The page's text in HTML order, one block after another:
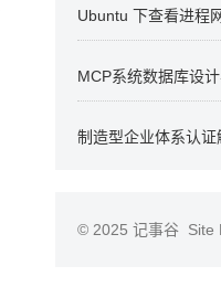
Ubuntu 下查看进程
MCP系统数据库设
制造型企业体系认证
© 2025 记事谷 Site